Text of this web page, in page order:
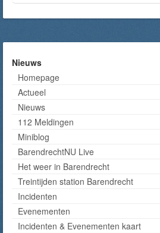
Nieuws
Homepage
Actueel
Nieuws
112 Meldingen
Miniblog
BarendrechtNU Live
Het weer in Barendrecht
Treintijden station Barendrecht
Incidenten
Evenementen
Incidenten & Evenementen kaart